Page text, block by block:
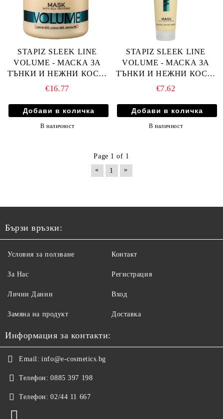
STAPIZ SLEEK LINE
VOLUME - МАСКА ЗА
ТЪНКИ И НЕЖНИ КОСИ,
ПРИДАВАЩА ОБЕМ С
ПРОТЕИНИ, КОЕНЗИМ
Q10 И СЕРАМИДИ 1000мл
€16.77
В наличност
STAPIZ SLEEK LINE
VOLUME - МАСКА ЗА
ТЪНКИ И НЕЖНИ КОСИ,
ПРИДАВАЩА ОБЕМ С
ПРОТЕИНИ, КОЕНЗИМ
Q10 И СЕРАМИДИ 250мл
€7.62
В наличност
Page 1 of 1
«
1 »
Бързи връзки:
Условия за ползване
За Нас
Лични Данни
Замяна на продукт
Контакт
Регистрация
Вход
Доставка
Информация за контакти:
Email: info@e-cosmetics.bg
Телефон: 0885 397 198
Телефон: 02/44 11 667